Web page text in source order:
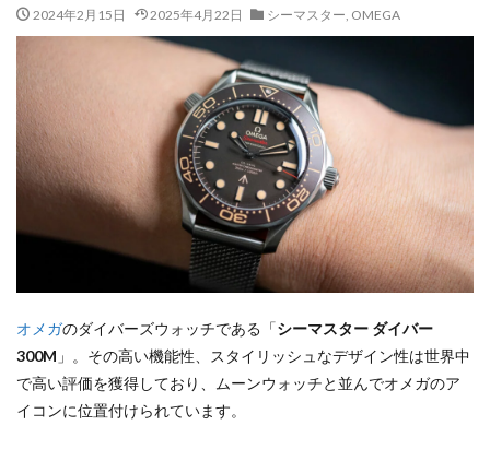
2024年2月15日 2025年4月22日 シーマスター, OMEGA
オメガのダイバーズウォッチである「シーマスター ダイバー
300M 」。その高い機能性、スタイリッシュなデザイン性は世界中
で高い評価を獲得しており、ムーンウォッチと並んでオメガのア
イコンに位置付けられています。